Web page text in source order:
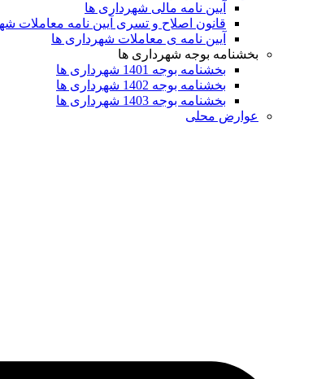
آیین نامه مالی شهرداری ها
قانون اصلاح و تسری آیین نامه معاملات
آیین نامه ی معاملات شهرداری ها
بخشنامه بوجه شهرداری ها
بخشنامه بوجه 1401 شهرداری ها
بخشنامه بوجه 1402 شهرداری ها
بخشنامه بوجه 1403 شهرداری ها
عوارض محلی